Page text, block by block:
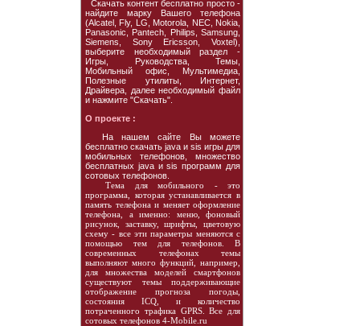
Скачать контент бесплатно просто -
найдите марку Вашего телефона
(Alcatel, Fly, LG, Motorola, NEC, Nokia,
Panasonic, Pantech, Philips, Samsung,
Siemens, Sony Ericsson, Voxtel),
выберите необходимый раздел -
Игры, Руководства, Темы,
Мобильный офис, Мультимедиа,
Полезные утилиты, Интернет,
Драйвера, далее необходимый файл
и нажмите "Скачать".
О проекте :
На нашем сайте Вы можете
бесплатно скачать java и sis игры для
мобильных телефонов, множество
бесплатных java и sis программ для
сотовых телефонов.
Тема для мобильного - это
программа, которая устанавливается в
память телефона и меняет оформление
телефона, а именно: меню, фоновый
рисунок, заставку, шрифты, цветовую
схему - все эти параметры меняются с
помощью тем для телефонов. В
современных телефонах темы
выполняют много функций, например,
для множества моделей смартфонов
существуют темы поддерживающие
отображение прогноза погоды,
состояния ICQ, и количество
потраченного трафика GPRS. Все для
сотовых телефонов 4-Mobile.ru